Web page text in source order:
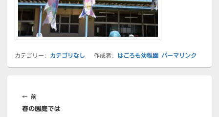
カテゴリー: カテゴリなし 作成者: はごろも幼稚園 パーマリンク
稿
ナ
← 前前
の
春の園庭では